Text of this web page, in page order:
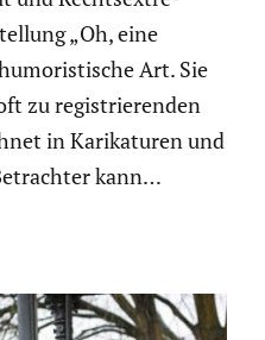
„Oh, eine
Art. Sie
zu regis­trie­renden
in Karika­turen und
kann…